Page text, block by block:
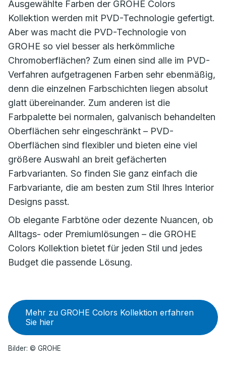
Ausgewählte Farben der GROHE Colors
Kollektion werden mit PVD-Technologie gefertigt.
Aber was macht die PVD-Technologie von
GROHE so viel besser als herkömmliche
Chromoberflächen? Zum einen sind alle im PVD-
Verfahren aufgetragenen Farben sehr ebenmäßig,
denn die einzelnen Farbschichten liegen absolut
glatt übereinander. Zum anderen ist die
Farbpalette bei normalen, galvanisch behandelten
Oberflächen sehr eingeschränkt – PVD-
Oberflächen sind flexibler und bieten eine viel
größere Auswahl an breit gefächerten
Farbvarianten. So finden Sie ganz einfach die
Farbvariante, die am besten zum Stil Ihres Interior
Designs passt.
Ob elegante Farbtöne oder dezente Nuancen, ob
Alltags- oder Premiumlösungen – die GROHE
Colors Kollektion bietet für jeden Stil und jedes
Budget die passende Lösung.
Mehr zu GROHE Colors Kollektion erfahren
Sie hier
Bilder: © GROHE